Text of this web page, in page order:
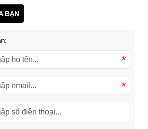
BẠN
*
*